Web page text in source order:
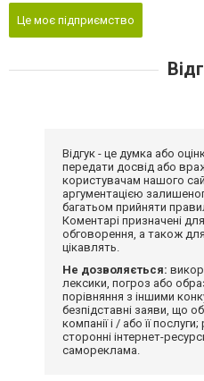
Це моє підприємство
Відгук - це думка або
передати досвід або
користувачам нашого
аргументацією
багатьом прийняти
Коментарі призначені
обговорення, а також
цікавлять.
Не дозволяється:
лексики, погроз або
порівняння з іншими
безпідставні заяви, що
компанії і / або її
сторонні інтернет-
самореклама.